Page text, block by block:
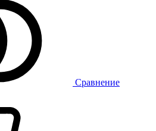
Сравнение